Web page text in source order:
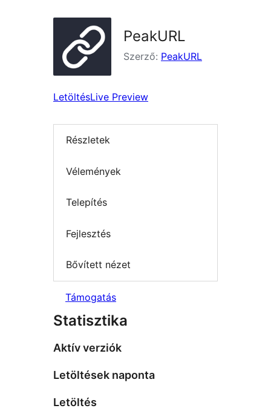
PeakURL
Szerző: PeakURL
LetöltésLive Preview
Részletek
Vélemények
Telepítés
Fejlesztés
Bővített nézet
Támogatás
Statisztika
Aktív verziók
Letöltések naponta
Letöltés